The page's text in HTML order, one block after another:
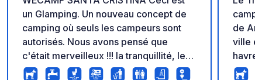
un Glamping. Un nouveau concept de
camping où seuls les campeurs sont
autorisés. Nous avons pensé que
c'était merveilleux !!! la tranquillité, les
douches, les robinets pour se laver,
de
ville
havre